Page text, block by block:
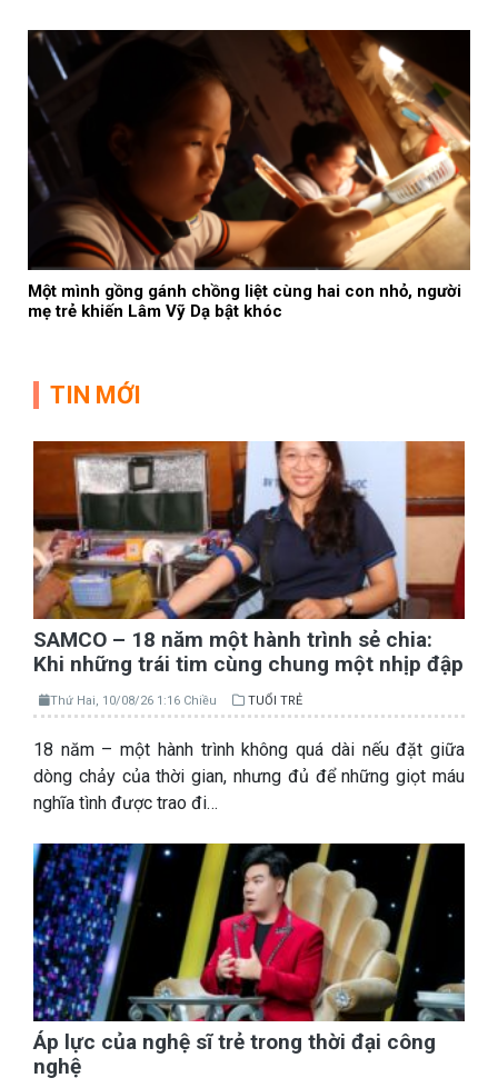
Một mình gồng gánh chồng liệt cùng hai con nhỏ, người
mẹ trẻ khiến Lâm Vỹ Dạ bật khóc
TIN MỚI
SAMCO – 18 năm một hành trình sẻ chia:
Khi những trái tim cùng chung một nhịp đập
Thứ Hai, 10/08/26 1:16 Chiều TUỔI TRẺ
18 năm – một hành trình không quá dài nếu đặt giữa
dòng chảy của thời gian, nhưng đủ để những giọt máu
nghĩa tình được trao đi…
Áp lực của nghệ sĩ trẻ trong thời đại công
nghệ